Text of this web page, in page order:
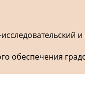
обеспечения